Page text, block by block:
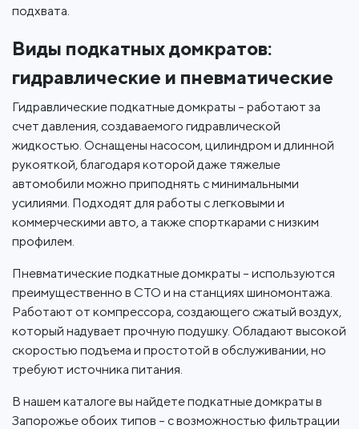
подхвата.
Виды подкатных домкратов:
гидравлические и пневматические
Гидравлические подкатные домкраты – работают за
счет давления, создаваемого гидравлической
жидкостью. Оснащены насосом, цилиндром и длинной
рукояткой, благодаря которой даже тяжелые
автомобили можно приподнять с минимальными
усилиями. Подходят для работы с легковыми и
коммерческими авто, а также спорткарами с низким
профилем.
Пневматические подкатные домкраты – используются
преимущественно в СТО и на станциях шиномонтажа.
Работают от компрессора, создающего сжатый воздух,
который надувает прочную подушку. Обладают высокой
скоростью подъема и простотой в обслуживании, но
требуют источника питания.
В нашем каталоге вы найдете подкатные домкраты в
Запорожье обоих типов – с возможностью фильтрации